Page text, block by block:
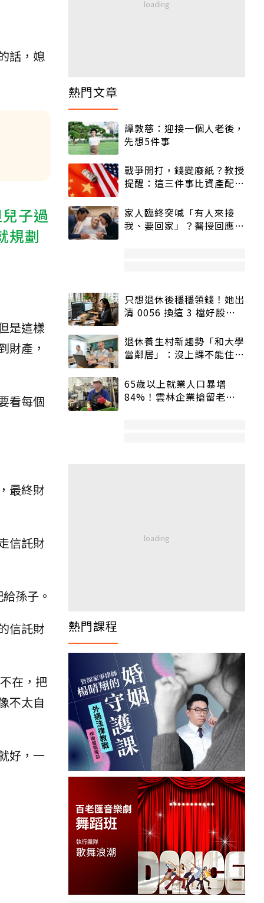
話，媳
子過
規劃
是這樣
財產，
看每個
最終財
信託財
孫子。
信託財
在，把
不太自
好，一
熱門文章
譚敦慈：迎接一個人老後，
先想5件事
戰爭開打，錢變廢紙？教授
提醒：這三件事比資產配置
家人臨終突喊「有人來接
我、要回家」？醫授回應方
只想退休後穩穩領錢！她出
清 0056 換這 3 檔好股：
退休養生村新趨勢「和大學
當鄰居」：沒上課不能住、
65歲以上就業人口暴增
84%！雲林企業搶留老員
熱門課程